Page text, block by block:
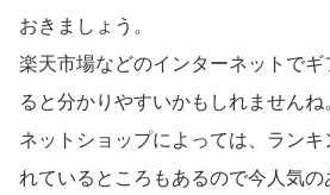
おきましょう。
楽天市場などのインターネットで
ると分かりやすいかもしれませんね
ネットショップによっては、ランキ
れているところもあるので今人気